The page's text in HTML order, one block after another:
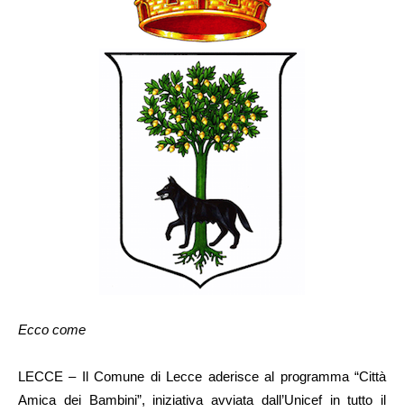
Ecco come
LECCE – Il Comune di Lecce aderisce al programma “Città
Amica dei Bambini”, iniziativa avviata dall’Unicef in tutto il